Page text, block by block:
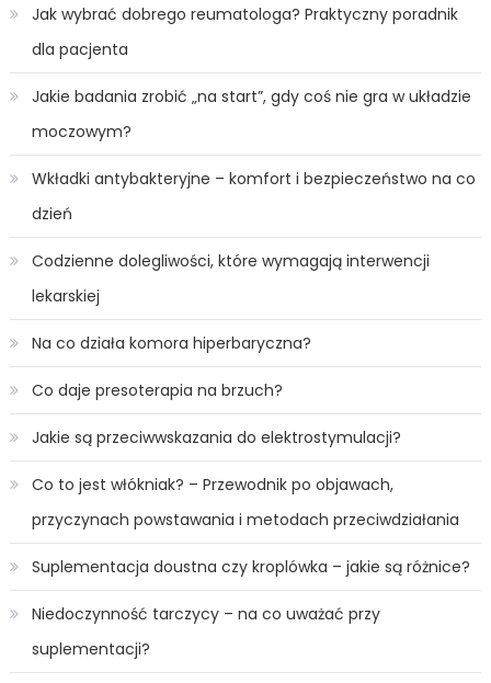
Jak wybrać dobrego reumatologa? Praktyczny poradnik
dla pacjenta
Jakie badania zrobić „na start”, gdy coś nie gra w układzie
moczowym?
Wkładki antybakteryjne – komfort i bezpieczeństwo na co
dzień
Codzienne dolegliwości, które wymagają interwencji
lekarskiej
Na co działa komora hiperbaryczna?
Co daje presoterapia na brzuch?
Jakie są przeciwwskazania do elektrostymulacji?
Co to jest włókniak? – Przewodnik po objawach,
przyczynach powstawania i metodach przeciwdziałania
Suplementacja doustna czy kroplówka – jakie są różnice?
Niedoczynność tarczycy – na co uważać przy
suplementacji?